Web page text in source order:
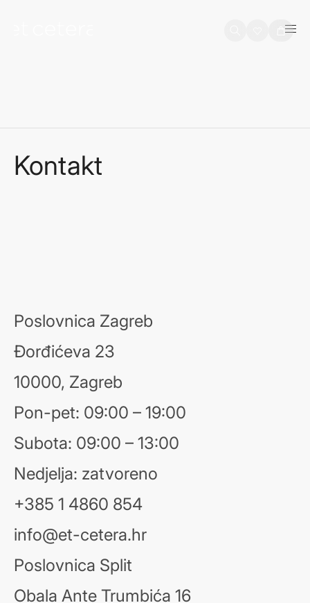
Košarica
Kontakt
Poslovnica Zagreb
Đorđićeva 23
10000, Zagreb
Pon-pet: 09:00 – 19:00
Subota: 09:00 – 13:00
Nedjelja: zatvoreno
+385 1 4860 854
info@et-cetera.hr
Poslovnica Split
Obala Ante Trumbića 16